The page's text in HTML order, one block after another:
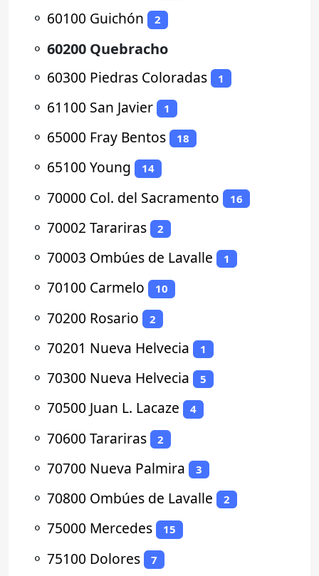
⚬ 60100 Guichón 2
⚬ 60200 Quebracho
⚬ 60300 Piedras Coloradas 1
⚬ 61100 San Javier 1
⚬ 65000 Fray Bentos 18
⚬ 65100 Young 14
⚬ 70000 Col. del Sacramento 16
⚬ 70002 Tarariras 2
⚬ 70003 Ombúes de Lavalle 1
⚬ 70100 Carmelo 10
⚬ 70200 Rosario 2
⚬ 70201 Nueva Helvecia 1
⚬ 70300 Nueva Helvecia 5
⚬ 70500 Juan L. Lacaze 4
⚬ 70600 Tarariras 2
⚬ 70700 Nueva Palmira 3
⚬ 70800 Ombúes de Lavalle 2
⚬ 75000 Mercedes 15
⚬ 75100 Dolores 7